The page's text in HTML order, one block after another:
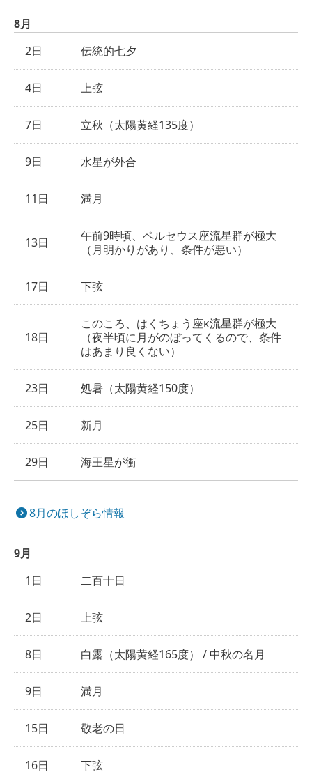
8月
2日
伝統的七夕
4日 上弦
7日 立秋（太陽黄経135度）
9日 水星が外合
11日 満月
13日
午前9時頃、ペルセウス座流星群が極大
（月明かりがあり、条件が悪い）
17日 下弦
18日
このころ、はくちょう座κ流星群が極大
（夜半頃に月がのぼってくるので、条件
はあまり良くない）
23日 処暑（太陽黄経150度）
25日 新月
29日 海王星が衝
8月のほしぞら情報
9月
1日
二百十日
2日 上弦
8日 白露（太陽黄経165度） / 中秋の名月
9日 満月
15日 敬老の日
16日 下弦